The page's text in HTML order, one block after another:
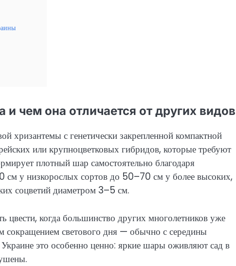
чем она отличается от других видов
хризантемы с генетически закрепленной компактной
или крупноцветковых гибридов, которые требуют
плотный шар самостоятельно благодаря
см у низкорослых сортов до 50–70 см у более высоких,
соцветий диаметром 3–5 см.
цвести, когда большинство других многолетников уже
сокращением светового дня — обычно с середины
это особенно ценно: яркие шары оживляют сад в